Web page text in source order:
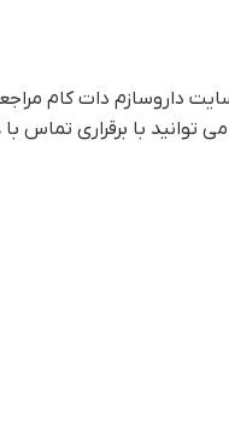
داروسازم دات کام